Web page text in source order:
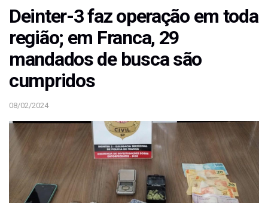
Deinter-3 faz operação em toda
região; em Franca, 29
mandados de busca são
cumpridos
08/02/2024